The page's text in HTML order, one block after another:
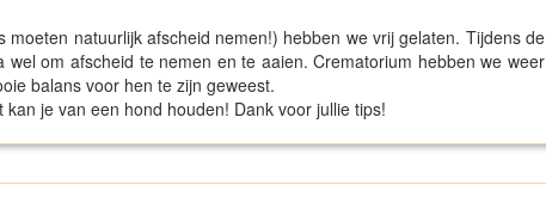
moeten natuurlijk afscheid nemen!) hebben we vrij gelaten. Tijdens de
om afscheid te nemen en te aaien. Crematorium hebben we weer
balans voor hen te zijn geweest.
je van een hond houden! Dank voor jullie tips!